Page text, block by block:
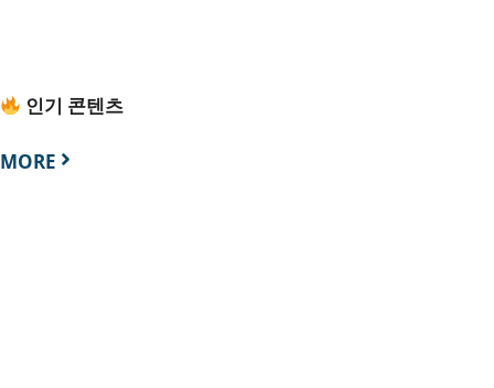
인기 콘텐츠
MORE